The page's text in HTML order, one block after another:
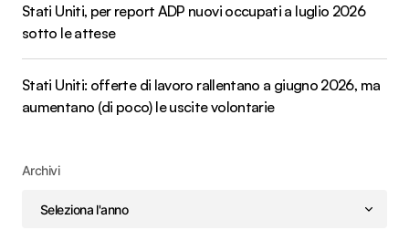
Stati Uniti, per report ADP nuovi occupati a luglio 2026
sotto le attese
Stati Uniti: offerte di lavoro rallentano a giugno 2026, ma
aumentano (di poco) le uscite volontarie
Archivi